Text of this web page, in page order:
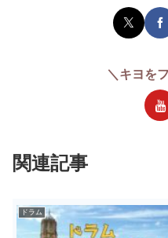
＼キヨを
関連記事
ドラム